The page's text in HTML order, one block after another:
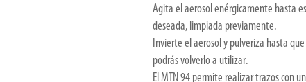
Agita el aerosol enérgicamente hasta
deseada, limpiada previamente.
Invierte el aerosol y pulveriza hasta
podrás volverlo a utilizar.
El MTN 94 permite realizar trazos con